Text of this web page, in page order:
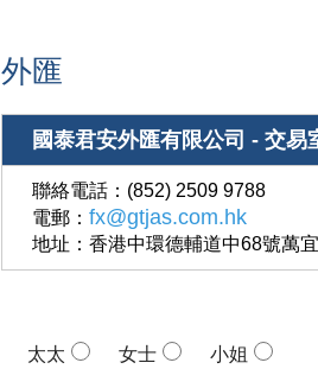
外匯
國泰君安外匯有限公司 - 交易
聯絡電話：(852) 2509 9788
電郵： fx@gtjas.com.hk
地址： 香港中環德輔道中68號萬
太太 女士 小姐